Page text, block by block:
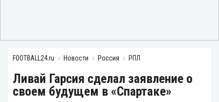
FOOTBALL24.ru Новости Россия РПЛ
Ливай Гарсия сделал заявление о
своем будущем в «Спартаке»